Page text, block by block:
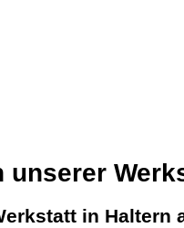
in Haltern